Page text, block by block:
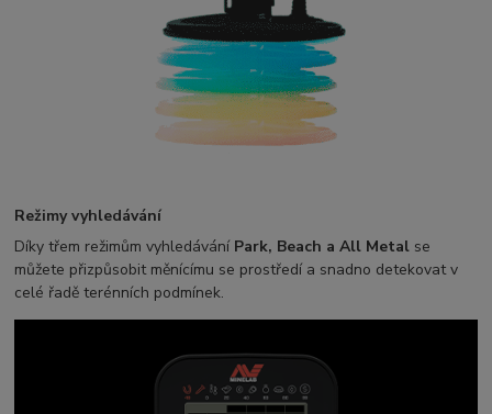
Režimy vyhledávání
Díky třem režimům vyhledáváníPark, Beach a All Metal se
můžete přizpůsobit měnícímu se prostředí a snadno detekovat v
celé řadě terénních podmínek.